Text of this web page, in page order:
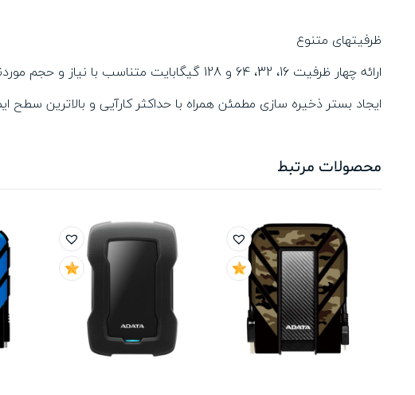
ظرفیتهای متنوع
ارائه چهار ظرفیت 16، 32، 64 و 128 گیگابایت متناسب با نیاز و حجم موردنیاز کاربران
ایجاد بستر ذخیره سازی مطمئن همراه با حداکثر کارآیی و بالاترین سطح
محصولات مرتبط